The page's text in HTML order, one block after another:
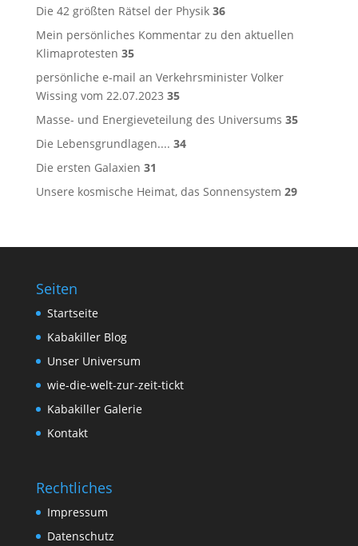
Die 42 größten Rätsel der Physik 36
Mein persönliches Kommentar zu den aktuellen
Klimaprotesten 35
persönliche e-mail an Verkehrsminister Volker
Wissing vom 22.07.2023 35
Masse- und Energieveteilung des Universums 35
Die Lebensgrundlagen.... 34
Die ersten Galaxien 31
Unsere kosmische Heimat, das Sonnensystem 29
Seiten
Startseite
Kabakiller Blog
Unser Universum
wie-die-welt-zur-zeit-tickt
Kabakiller Galerie
Kontakt
Rechtliches
Impressum
Datenschutz